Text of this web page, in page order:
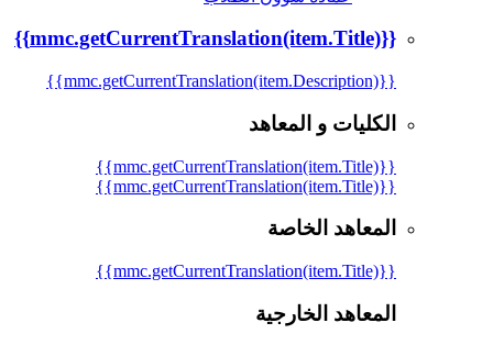
{{mmc.getCurrentTranslation(item.Title)}}
{{mmc.getCurrentTranslation(item.Description)}}
الكليات و المعاهد
{{mmc.getCurrentTranslation(item.Title)}}
{{mmc.getCurrentTranslation(item.Title)}}
المعاهد الخاصة
{{mmc.getCurrentTranslation(item.Title)}}
المعاهد الخارجية